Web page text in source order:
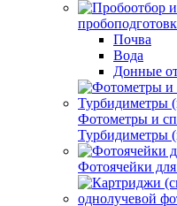
Почва
Вода
Донные
Фотометры и
Турбидиметры
Фотоячейки